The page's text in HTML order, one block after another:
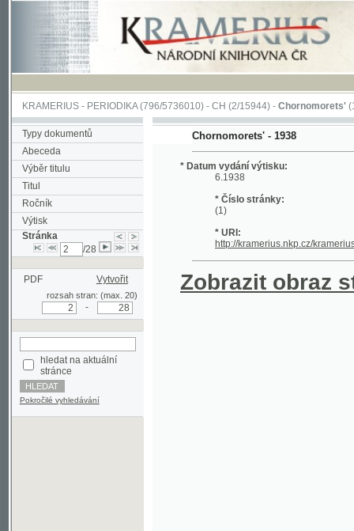
KRAMERIUS-PERIODIKA(796/5736010) -CH(2/15944) -Chornomorets'(1/115)
Typy dokumentů
Abeceda
Výběr titulu
Titul
Ročník
Výtisk
Stránka
PDF Vytvořit
rozsah stran: (max. 20)
stránce
Pokročilé vyhledávání
Chornomorets' - 1938
* Datum vydání výtisku:
6.1938
* Číslo stránky:
* URI:
Zobrazit obraz